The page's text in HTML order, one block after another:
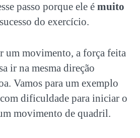
passo porque ele é muito
do exercício.
um movimento, a força feita
ir na mesma direção
Vamos para um exemplo
dificuldade para iniciar o
movimento de quadril.